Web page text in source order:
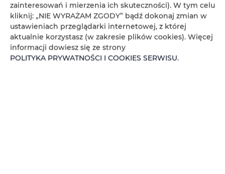
zainteresowań i mierzenia ich skuteczności). W tym celu
kliknij: „NIE WYRAŻAM ZGODY” bądź dokonaj zmian w
ustawieniach przeglądarki internetowej, z której
aktualnie korzystasz (w zakresie plików cookies). Więcej
informacji dowiesz się ze strony
POLITYKA PRYWATNOŚCI I COOKIES SERWISU.